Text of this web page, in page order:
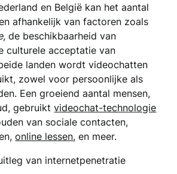
en België kan het aantal
afhankelijk van factoren zoals
, de beschikbaarheid van
culturele acceptatie van
landen wordt videochatten
zowel voor persoonlijke als
Een groeiend aantal mensen,
gebruiktvideochat-technologie
van sociale contacten,
online lessen, en meer.
van internetpenetratie